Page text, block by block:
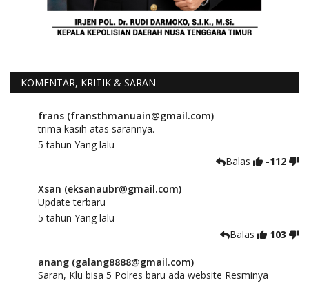
KOMENTAR, KRITIK & SARAN
frans (fransthmanuain@gmail.com)
trima kasih atas sarannya.
5 tahun Yang lalu
Balas
-112
Xsan (eksanaubr@gmail.com)
Update terbaru
5 tahun Yang lalu
Balas
103
anang (galang8888@gmail.com)
Saran, Klu bisa 5 Polres baru ada website Resminya